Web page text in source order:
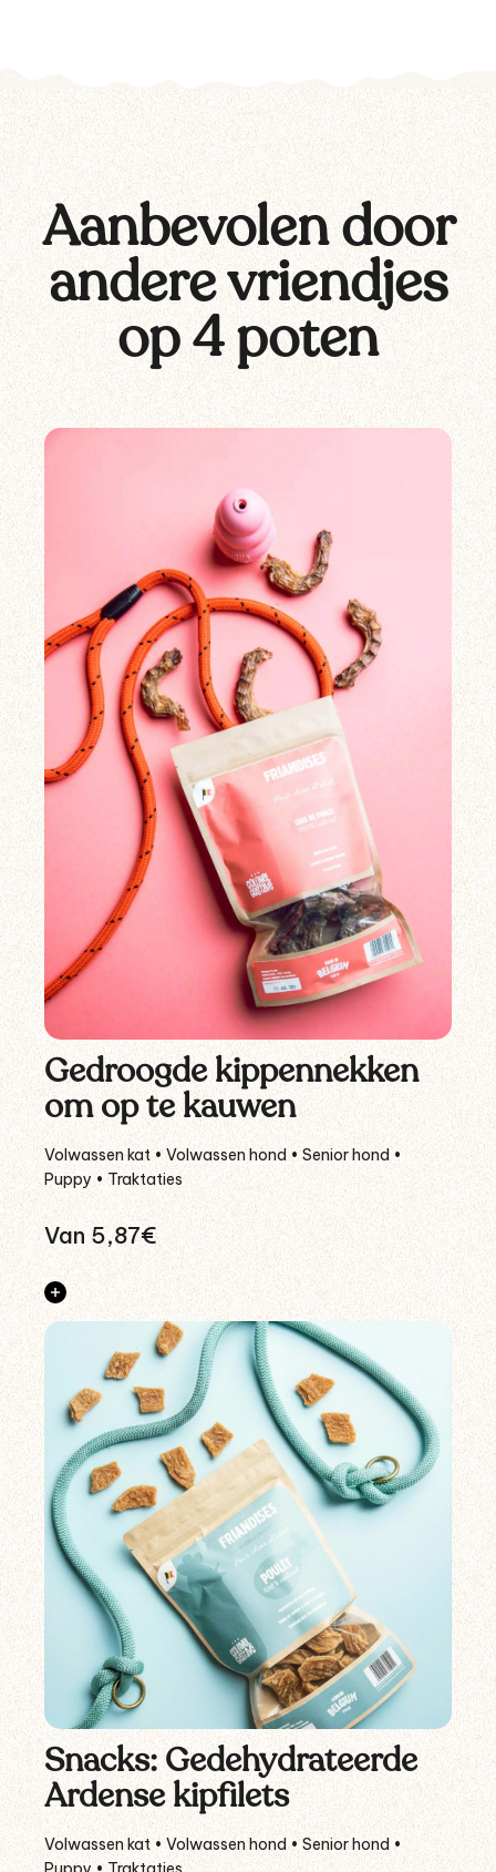
Aanbevolen door
andere vriendjes
op 4 poten
Gedroogde kippennekken
om op te kauwen
Volwassen kat • Volwassen hond • Senior hond •
Puppy • Traktaties
Van 5,87€
Snacks: Gedehydrateerde
Ardense kipfilets
Volwassen kat • Volwassen hond • Senior hond •